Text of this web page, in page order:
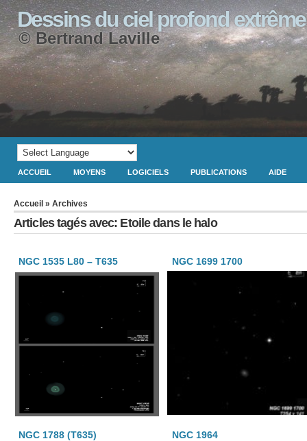
Dessins du ciel profond extrême
© Bertrand Laville
ACCUEIL MOYENS LOGICIELS PUBLICATIONS AIDE
Accueil » Archives
Articles tagés avec: Etoile dans le halo
NGC 1535 L80 – T635 NGC 1699 1700
NGC 1788 (T635) NGC 1964